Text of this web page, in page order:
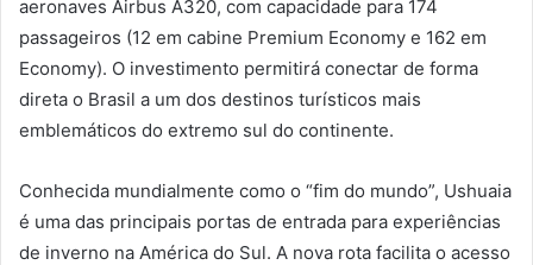
aeronaves Airbus A320, com capacidade para 174
passageiros (12 em cabine Premium Economy e 162 em
Economy). O investimento permitirá conectar de forma
direta o Brasil a um dos destinos turísticos mais
emblemáticos do extremo sul do continente.
Conhecida mundialmente como o “fim do mundo”, Ushuaia
é uma das principais portas de entrada para experiências
de inverno na América do Sul. A nova rota facilita o acesso